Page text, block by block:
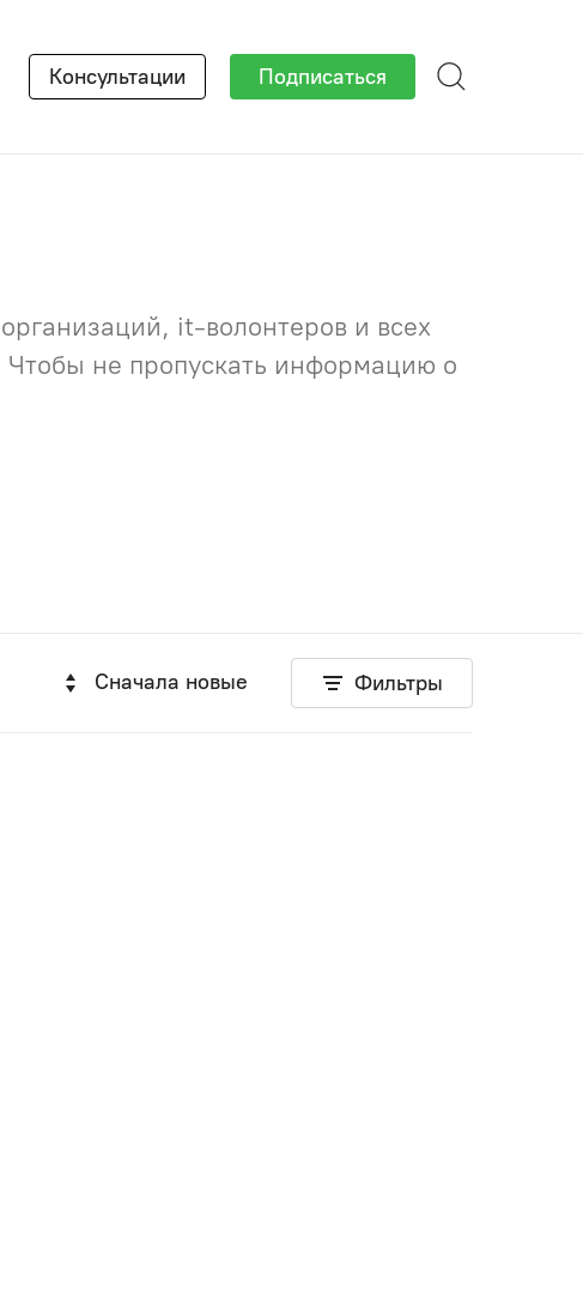
Консультации Подписаться
it-волонтеров и всех
Чтобы не пропускать информацию о
Сначала новые Фильтры